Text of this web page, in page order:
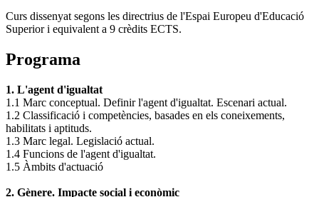
Curs dissenyat segons les directrius de l'Espai Europeu d'Educació
Superior i equivalent a 9 crèdits ECTS.
Programa
1. L'agent d'igualtat
1.1 Marc conceptual. Definir l'agent d'igualtat. Escenari actual.
1.2 Classificació i competències, basades en els coneixements,
habilitats i aptituds.
1.3 Marc legal. Legislació actual.
1.4 Funcions de l'agent d'igualtat.
1.5 Àmbits d'actuació
2. Gènere. Impacte social i econòmic